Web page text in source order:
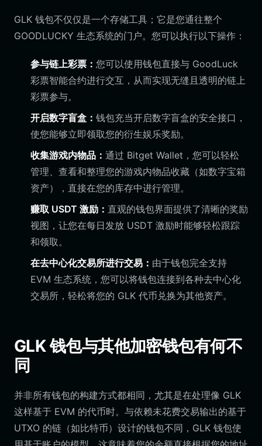
GLK 钱包不仅仅是一个存储工具；它是您通往整个
GOODLUCKY 生态系统的门户。您可以执行以下操作：
参与链上彩票： 您可以使用钱包直接与 GoodLuck
彩票智能合约进行交互，从而实现无缝且透明的链上
彩票参与。
开启数字盲盒： 钱包充当开启数字盲盒的安全接口，
使您能够立即领取您的衍生娱乐奖励。
收集游戏内物品： 通过 Bitget Wallet，您可以轻松
管理、查看和整理您的游戏内物品收藏（如数字宝箱
资产），直接在您的库存中进行管理。
赚取 USDT 激励： 直观的钱包界面提供了清晰的奖励
视图，让您在每日发放 USDT 激励时能够轻松跟踪
和领取。
在去中心化交易所进行交易： 由于钱包完全支持
EVM 生态系统，您可以将钱包连接到各种去中心化
交易所，轻松将您的 GLK 代币兑换为其他资产。
GLK 钱包与其他加密钱包有何不
同
并非所有钱包的构建方式都相同，尤其是在处理像 GLK
这样基于 EVM 的代币时。与依赖未花费交易输出的基于
UTXO 的链（如比特币）设计的钱包不同，GLK 钱包使